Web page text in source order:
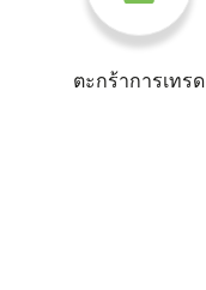
ตะกร้าการเทรด